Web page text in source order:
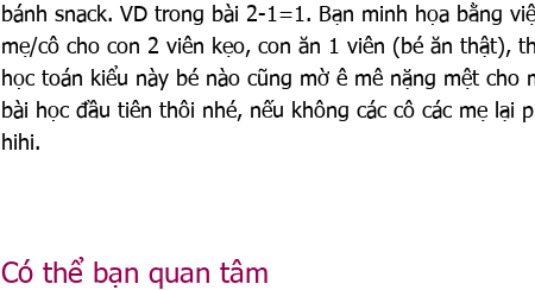
bánh snack. VD trong bài 2-1=1. Bạn minh họa bằng
mẹ/cô cho con 2 viên kẹo, con ăn 1 viên (bé ăn thật),
học toán kiểu này bé nào cũng mờ ê mê nặng mệt cho
bài học đầu tiên thôi nhé, nếu không các cô các mẹ lại
hihi.
Có thể bạn quan tâm